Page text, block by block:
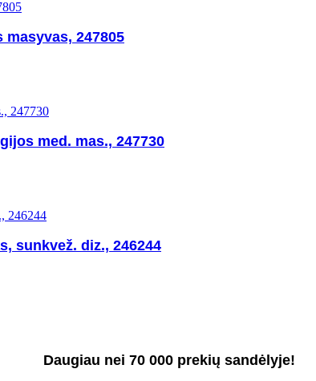
247805
med. mas., 247730
sunkvež. diz., 246244
Daugiau nei 70 000 prekių sandėlyje!